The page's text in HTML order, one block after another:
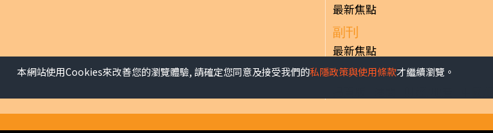
最新焦點
副刊
最新焦點
日報
本網站使用Cookies來改善您的瀏覽體驗, 請確定您同意及接受我們的私隱政策與使用條款才繼續瀏覽。